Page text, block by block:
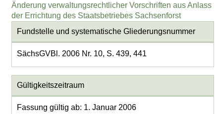
Änderung verwaltungsrechtlicher Vorschriften aus Anlass
der Errichtung des Staatsbetriebes Sachsenforst
Fundstelle und systematische Gliederungsnummer
SächsGVBl. 2006 Nr. 10, S. 439, 441
Gültigkeitszeitraum
Fassung gültig ab: 1. Januar 2006